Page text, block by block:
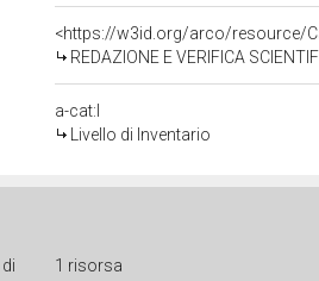
<https://w3id.org/arco/resource/
REDAZIONE E VERIFICA
a-cat:I
Livello di Inventario
di 1 risorsa